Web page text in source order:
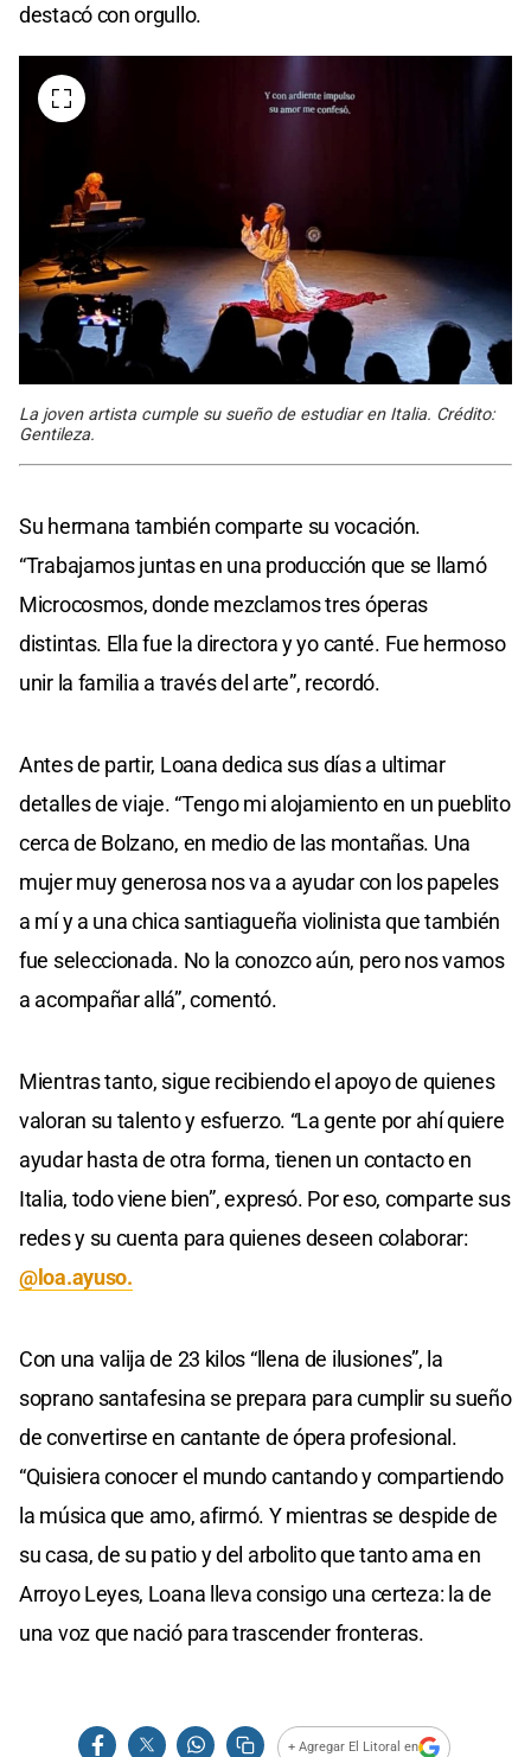
destacó con orgullo.
La joven artista cumple su sueño de estudiar en Italia. Crédito:
Gentileza.
Su hermana también comparte su vocación.
“Trabajamos juntas en una producción que se llamó
Microcosmos, donde mezclamos tres óperas
distintas. Ella fue la directora y yo canté. Fue hermoso
unir la familia a través del arte”, recordó.
Antes de partir, Loana dedica sus días a ultimar
detalles de viaje. “Tengo mi alojamiento en un pueblito
cerca de Bolzano, en medio de las montañas. Una
mujer muy generosa nos va a ayudar con los papeles
a mí y a una chica santiagueña violinista que también
fue seleccionada. No la conozco aún, pero nos vamos
a acompañar allá”, comentó.
Mientras tanto, sigue recibiendo el apoyo de quienes
valoran su talento y esfuerzo. “La gente por ahí quiere
ayudar hasta de otra forma, tienen un contacto en
Italia, todo viene bien”, expresó. Por eso, comparte sus
redes y su cuenta para quienes deseen colaborar:
@loa.ayuso.
Con una valija de 23 kilos “llena de ilusiones”, la
soprano santafesina se prepara para cumplir su sueño
de convertirse en cantante de ópera profesional.
“Quisiera conocer el mundo cantando y compartiendo
la música que amo, afirmó. Y mientras se despide de
su casa, de su patio y del arbolito que tanto ama en
Arroyo Leyes, Loana lleva consigo una certeza: la de
una voz que nació para trascender fronteras.
+ Agregar El Litoral en